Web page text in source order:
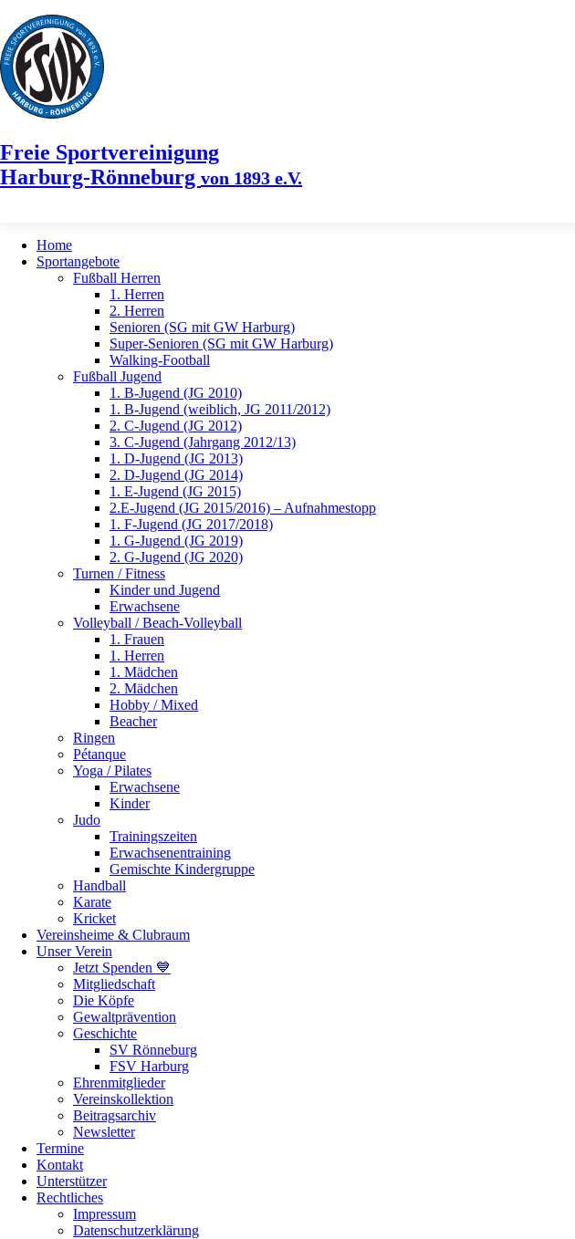
Freie Sportvereinigung
Harburg-Rönneburg von 1893 e.V.
Home
Sportangebote
Fußball Herren
1. Herren
2. Herren
Senioren (SG mit GW Harburg)
Super-Senioren (SG mit GW Harburg)
Walking-Football
Fußball Jugend
1. B-Jugend (JG 2010)
1. B-Jugend (weiblich, JG 2011/2012)
2. C-Jugend (JG 2012)
3. C-Jugend (Jahrgang 2012/13)
1. D-Jugend (JG 2013)
2. D-Jugend (JG 2014)
1. E-Jugend (JG 2015)
2.E-Jugend (JG 2015/2016) – Aufnahmestopp
1. F-Jugend (JG 2017/2018)
1. G-Jugend (JG 2019)
2. G-Jugend (JG 2020)
Turnen / Fitness
Kinder und Jugend
Erwachsene
Volleyball / Beach-Volleyball
1. Frauen
1. Herren
1. Mädchen
2. Mädchen
Hobby / Mixed
Beacher
Ringen
Pétanque
Yoga / Pilates
Erwachsene
Kinder
Judo
Trainingszeiten
Erwachsenentraining
Gemischte Kindergruppe
Handball
Karate
Kricket
Vereinsheime & Clubraum
Unser Verein
Jetzt Spenden 💙
Mitgliedschaft
Die Köpfe
Gewaltprävention
Geschichte
SV Rönneburg
FSV Harburg
Ehrenmitglieder
Vereinskollektion
Beitragsarchiv
Newsletter
Termine
Kontakt
Unterstützer
Rechtliches
Impressum
Datenschutzerklärung